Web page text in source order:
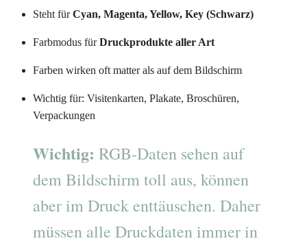
Steht fürCyan, Magenta, Yellow, Key (Schwarz)
Farbmodus fürDruckprodukte aller Art
Farben wirken oft matter als auf dem Bildschirm
Wichtig für: Visitenkarten, Plakate, Broschüren,
Verpackungen
Wichtig: RGB-Daten sehen auf
dem Bildschirm toll aus, können
aber im Druck enttäuschen. Daher
müssen alle Druckdaten immer in